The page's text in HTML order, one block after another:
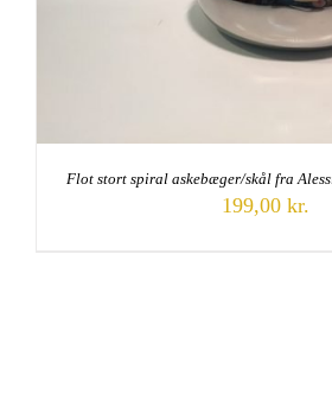
Flot stort spiral askebæger/skål fra
199,00 kr.